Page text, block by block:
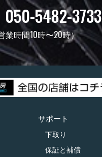
050-5482-3733
業時間10時〜20時）
サポート
下取り
保証と補償